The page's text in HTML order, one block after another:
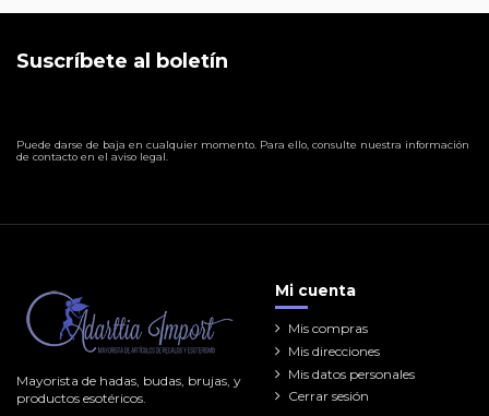
Suscríbete al boletín
Puede darse de baja en cualquier momento. Para ello, consulte nuestra información
de contacto en el aviso legal.
Mayorista de hadas, budas, brujas, y
productos esotéricos.
Mi cuenta
Mis compras
Mis direcciones
Mis datos personales
Cerrar sesión